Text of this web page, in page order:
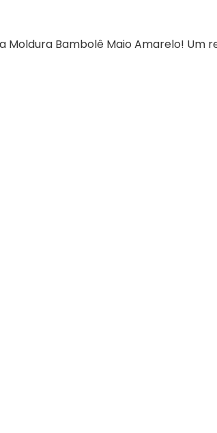
Bambolê Maio Amarelo!